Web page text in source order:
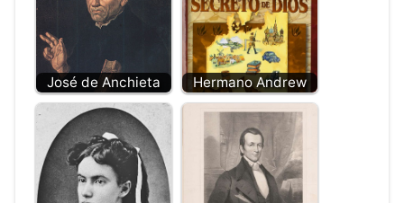
José de Anchieta Hermano Andrew